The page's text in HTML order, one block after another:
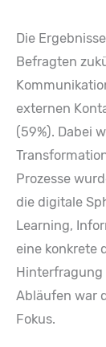
Die
Befragten
externen
(59%). Dabei
Prozesse
die digitale
Learning,
eine konkrete
Hinterfragung
Abläufen war
Fokus.